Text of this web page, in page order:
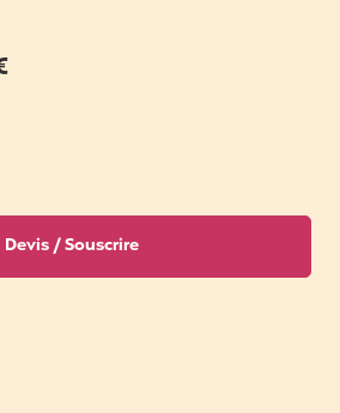
Devis / Souscrire